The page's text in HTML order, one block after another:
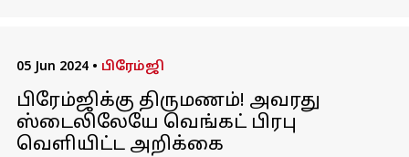
05 Jun 2024 • பிரேம்ஜி
பிரேம்ஜிக்கு திருமணம்! அவரது
ஸ்டைலிலேயே வெங்கட் பிரபு
வெளியிட்ட அறிக்கை